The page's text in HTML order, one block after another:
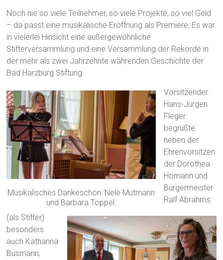
Noch nie so viele Teilnehmer, so viele Projekte, so viel Geld
– da passt eine musikalische Eröffnung als Premiere: Es war
in vielerlei Hinsicht eine außergewöhnliche
Stifterversammlung und eine Versammlung der Rekorde in
der mehr als zwei Jahrzehnte währenden Geschichte der
Bad Harzburg Stiftung.
Musikalisches Dankeschön: Nele Mutmann
und Barbara Toppel.
Vorsitzender
Hans-Jürgen
Fleger
begrüßte
neben der
Ehrenvorsitzen
der Dorothea
Homann und
Bürgermeister
Ralf Abrahms
(als Stifter)
besonders
auch Katharina
Busmann,